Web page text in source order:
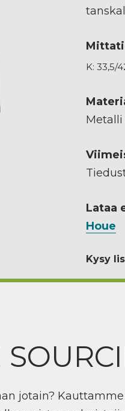
K: 33,5/
Metalli
Lataa
Houe
Kysy
jotain?